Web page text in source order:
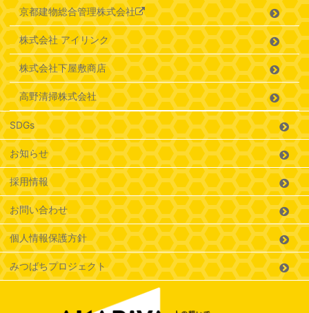
京都建物総合管理株式会社
株式会社 アイリンク
株式会社下屋敷商店
高野清掃株式会社
SDGs
お知らせ
採用情報
お問い合わせ
個人情報保護方針
みつばちプロジェクト